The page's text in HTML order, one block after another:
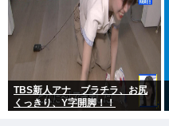
TBS新人アナ ブラチラ、お尻
くっきり、Y字開脚！！